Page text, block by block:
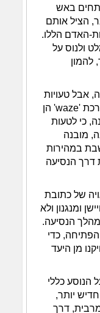
באש
הציל אותם
האדם הללו.
ולנוס על
אבל טעויות
ניווט אנושיות בנסיעה המלווה בהדרכת 'waze' הן
כי לטעות
מובנה
במהירות
דרך הנסיעה
של כתובת
ומנגנון ולא
הנסיעה.
כדי
מן היעד
הנוסע כללי
יותר,
דרך